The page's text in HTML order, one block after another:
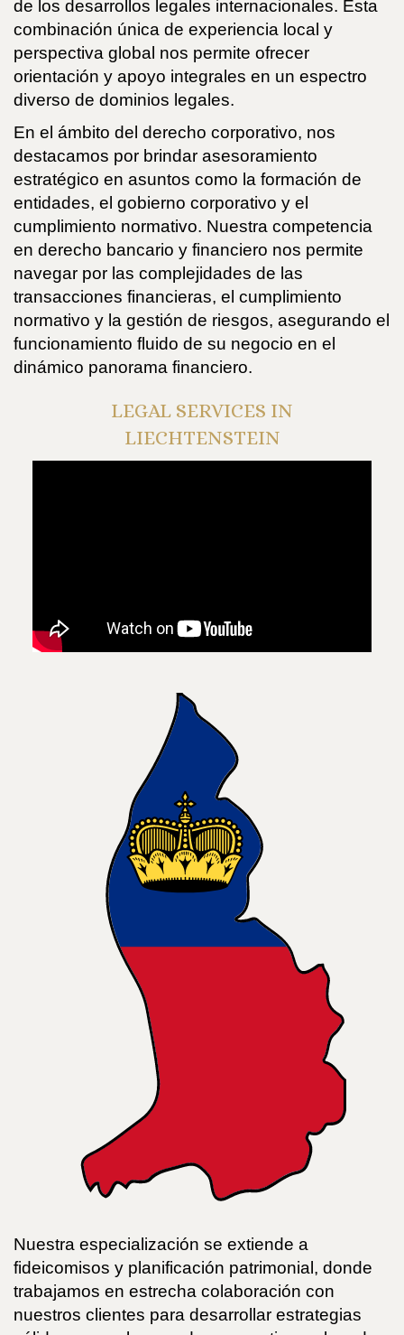
de los desarrollos legales internacionales. Esta
combinación única de experiencia local y
perspectiva global nos permite ofrecer
orientación y apoyo integrales en un espectro
diverso de dominios legales.
En el ámbito del derecho corporativo, nos
destacamos por brindar asesoramiento
estratégico en asuntos como la formación de
entidades, el gobierno corporativo y el
cumplimiento normativo. Nuestra competencia
en derecho bancario y financiero nos permite
navegar por las complejidades de las
transacciones financieras, el cumplimiento
normativo y la gestión de riesgos, asegurando el
funcionamiento fluido de su negocio en el
dinámico panorama financiero.
LEGAL SERVICES IN
LIECHTENSTEIN
Nuestra especialización se extiende a
fideicomisos y planificación patrimonial, donde
trabajamos en estrecha colaboración con
nuestros clientes para desarrollar estrategias